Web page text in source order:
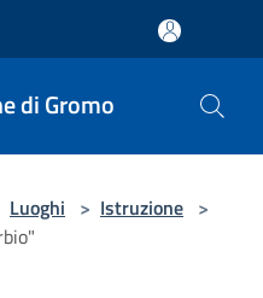
di Gromo
Luoghi > Istruzione >